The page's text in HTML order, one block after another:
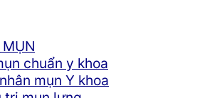
chuẩn y khoa
mụn Y khoa